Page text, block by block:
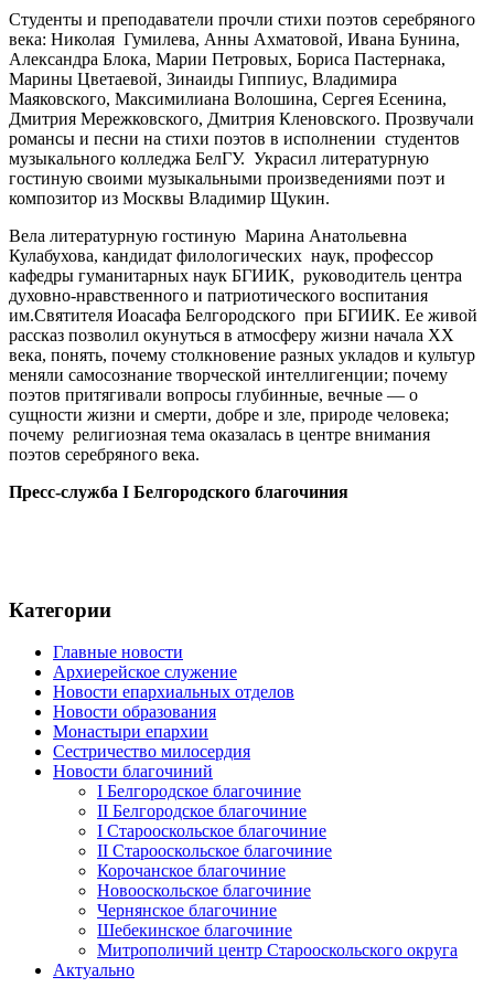
Студенты и преподаватели прочли стихи поэтов серебряного
века: Николая Гумилева, Анны Ахматовой, Ивана Бунина,
Александра Блока, Марии Петровых, Бориса Пастернака,
Марины Цветаевой, Зинаиды Гиппиус, Владимира
Маяковского, Максимилиана Волошина, Сергея Есенина,
Дмитрия Мережковского, Дмитрия Кленовского. Прозвучали
романсы и песни на стихи поэтов в исполнении студентов
музыкального колледжа БелГУ. Украсил литературную
гостиную своими музыкальными произведениями поэт и
композитор из Москвы Владимир Щукин.
Вела литературную гостиную Марина Анатольевна
Кулабухова, кандидат филологических наук, профессор
кафедры гуманитарных наук БГИИК, руководитель центра
духовно-нравственного и патриотического воспитания
им.Святителя Иоасафа Белгородского при БГИИК. Ее живой
рассказ позволил окунуться в атмосферу жизни начала ХХ
века, понять, почему столкновение разных укладов и культур
меняли самосознание творческой интеллигенции; почему
поэтов притягивали вопросы глубинные, вечные — о
сущности жизни и смерти, добре и зле, природе человека;
почему религиозная тема оказалась в центре внимания
поэтов серебряного века.
Пресс-служба I Белгородского благочиния
Категории
Главные новости
Архиерейское служение
Новости епархиальных отделов
Новости образования
Монастыри епархии
Сестричество милосердия
Новости благочиний
I Белгородское благочиние
II Белгородское благочиние
I Старооскольское благочиние
II Старооскольское благочиние
Корочанское благочиние
Новооскольское благочиние
Чернянское благочиние
Шебекинское благочиние
Митрополичий центр Старооскольского округа
Актуально